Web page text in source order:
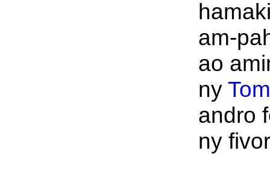
am-
ao
ny
andro
ny